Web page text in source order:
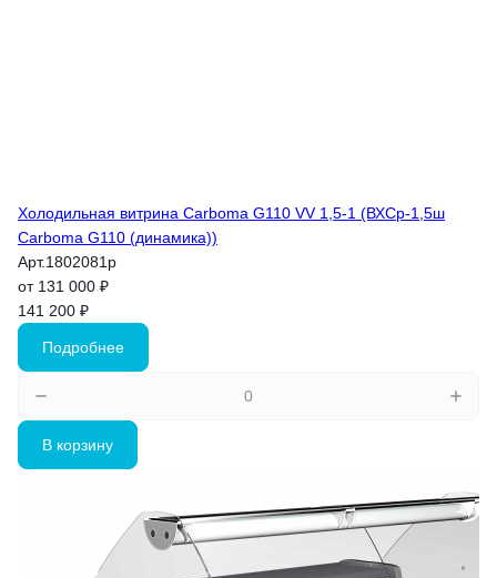
Холодильная витрина Carboma G110 VV 1,5-1 (ВХСр-1,5ш
Carboma G110 (динамика))
Арт.1802081p
от 131 000 ₽
141 200 ₽
Подробнее
В корзину